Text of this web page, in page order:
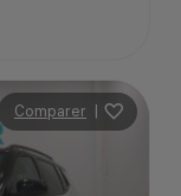
Comparer |